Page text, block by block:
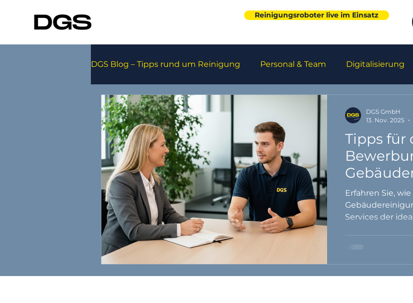
Reinigungsroboter live im Einsatz
DGS Blog – Tipps rund um Reinigung Personal & Team Digitalisierung
Roboter Hygiene Basics
Tipps für
Erfahren Sie,
Services der
DGS GmbH
13. Nov. 2025